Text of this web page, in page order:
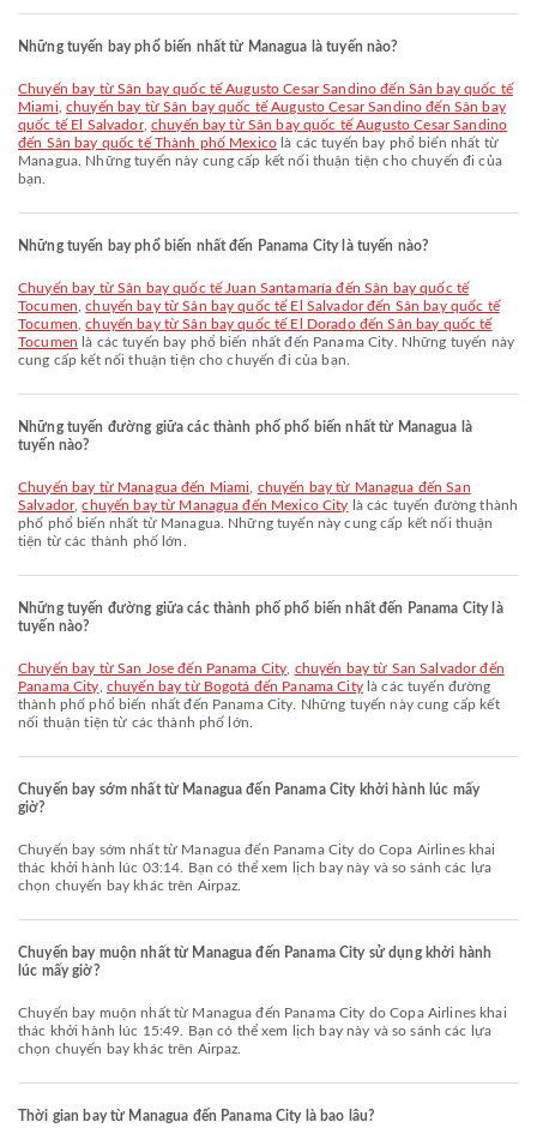
Những tuyến bay phổ biến nhất từ Managua là tuyến nào?
chuyến bay từ Sân bay quốc tế Augusto Cesar Sandino đến Sân bay quốc tế
Miami chuyến bay từ Sân bay quốc tế Augusto Cesar Sandino đến Sân bay
quốc tế El Salvador, chuyến bay từ Sân bay quốc tế Augusto Cesar Sandino
đến Sân bay quốc tế Thành phố Mexico là các tuyến bay phổ biến nhất từ
Managua. Những tuyến này cung cấp kết nối thuận tiện cho chuyến đi của
bạn.
Những tuyến bay phổ biến nhất đến Panama City là tuyến nào?
chuyến bay từ Sân bay quốc tế Juan Santamaría đến Sân bay quốc tế
Tocumen ,chuyến bay từ Sân bay quốc tế El Salvador đến Sân bay quốc tế
Tocumen ,chuyến bay từ Sân bay quốc tế El Dorado đến Sân bay quốc tế
Tocumen là các tuyến bay phổ biến nhất đến Panama City. Những tuyến này
cung cấp kết nối thuận tiện cho chuyến đi của bạn.
Những tuyến đường giữa các thành phố phổ biến nhất từ Managua là
tuyến nào?
chuyến bay từ Managua đến Miami
chuyến bay từ Managua đến San
Salvador,chuyến bay từ Managua đến Mexico City là các tuyến đường thành
phố phổ biến nhất từ Managua. Những tuyến này cung cấp kết nối thuận
tiện từ các thành phố lớn.
Những tuyến đường giữa các thành phố phổ biến nhất đến Panama City là
tuyến nào?
chuyến bay từ San Jose đến Panama City chuyến bay từ San Salvador đến
Panama City chuyến bay từ Bogotá đến Panama Citylà các tuyến đường
thành phố phổ biến nhất đến Panama City. Những tuyến này cung cấp kết
nối thuận tiện từ các thành phố lớn.
Chuyến bay sớm nhất từ Managua đến Panama City khởi hành lúc mấy
giờ?
Chuyến bay sớm nhất từ Managua đến Panama City do Copa Airlines khai
thác khởi hành lúc 03:14. Bạn có thể xem lịch bay này và so sánh các lựa
chọn chuyến bay khác trên Airpaz.
Chuyến bay muộn nhất từ Managua đến Panama City sử dụng khởi hành
lúc mấy giờ?
Chuyến bay muộn nhất từ Managua đến Panama City do Copa Airlines khai
thác khởi hành lúc 15:49. Bạn có thể xem lịch bay này và so sánh các lựa
chọn chuyến bay khác trên Airpaz.
Thời gian bay từ Managua đến Panama City là bao lâu?